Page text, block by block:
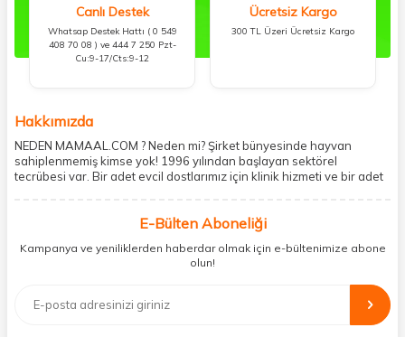
Canlı Destek
Whatsap Destek Hattı ( 0 549
408 70 08 ) ve 444 7 250 Pzt-
Cu:9-17/Cts:9-12
Ücretsiz Kargo
300 TL Üzeri Ücretsiz Kargo
Hakkımızda
NEDEN MAMAAL.COM ? Neden mi? Şirket bünyesinde hayvan
sahiplenmemiş kimse yok! 1996 yılından başlayan sektörel
tecrübesi var. Bir adet evcil dostlarımız için klinik hizmeti ve bir adet
mobil şubesi ile tüketicilerine en hızlı ve güvenilir teslimatı garanti
etmektedir. Havale-EFT ve kredi kartı gibi ödeme seçenekleri ile
müşterilerini ödeme hususunda imkan sağlamıştır. Sosyal
sorumluluğu kesinlikle es geçmeyerek, mamaal.com üzerinden satışı
yapılan her ürün için sokak hayvanlarına aylık ve düzenli olarak
bağış işlemi gerçekleştirmektedir.
E-Bülten Aboneliği
Kampanya ve yeniliklerden haberdar olmak için e-bültenimize abone
olun!